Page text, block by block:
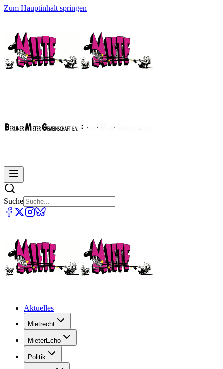
Zum Hauptinhalt springen
Suche
Aktuelles
Mietrecht
MieterEcho
Politik